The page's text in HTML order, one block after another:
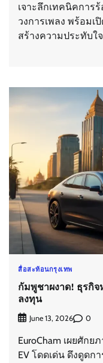
เจาะลึกเทคนิคการ
วงการเพลง พร้อมเ
สร้างความประทับใ
สื่อสะท้อนกรุงเทพ
กัมพูชาผงาด! ธุรกิจ
ลงทุน
June 13, 2026 0
EuroCham เผยศัก
EV โดดเด่น ดึงดูดก